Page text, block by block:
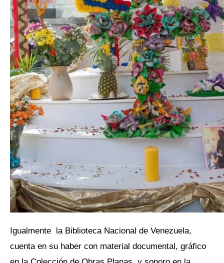
Igualmente la Biblioteca Nacional de Venezuela,
cuenta en su haber con material documental, gráfico